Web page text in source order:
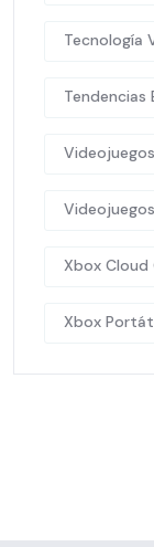
Tecnología
Tendencias
Videojuegos
Xbox Cloud
Xbox